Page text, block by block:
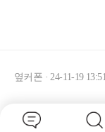
옆커폰 · 24-11-19